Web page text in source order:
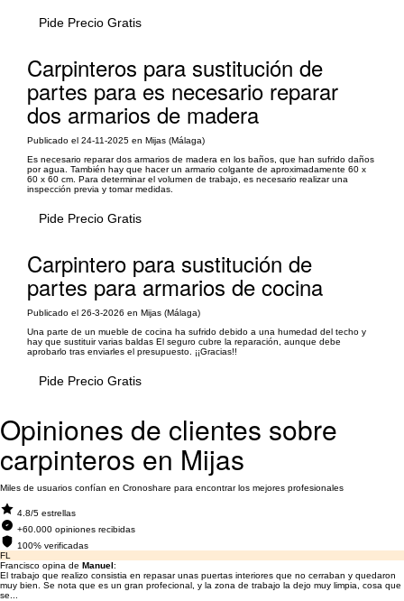
Pide Precio Gratis
Carpinteros para sustitución de
partes para es necesario reparar
dos armarios de madera
Publicado el 24-11-2025 en Mijas (Málaga)
Es necesario reparar dos armarios de madera en los baños, que han sufrido daños
por agua. También hay que hacer un armario colgante de aproximadamente 60 x
60 x 60 cm. Para determinar el volumen de trabajo, es necesario realizar una
inspección previa y tomar medidas.
Pide Precio Gratis
Carpintero para sustitución de
partes para armarios de cocina
Publicado el 26-3-2026 en Mijas (Málaga)
Una parte de un mueble de cocina ha sufrido debido a una humedad del techo y
hay que sustituir varias baldas El seguro cubre la reparación, aunque debe
aprobarlo tras enviarles el presupuesto. ¡¡Gracias!!
Pide Precio Gratis
Opiniones de clientes sobre
carpinteros en Mijas
Miles de usuarios confían en Cronoshare para encontrar los mejores profesionales
4.8/5 estrellas
+60.000 opiniones recibidas
100% verificadas
FL
Francisco opina de Manuel:
El trabajo que realizo consistia en repasar unas puertas interiores que no cerraban y quedaron
muy bien. Se nota que es un gran profecional, y la zona de trabajo la dejo muy limpia, cosa que
se...